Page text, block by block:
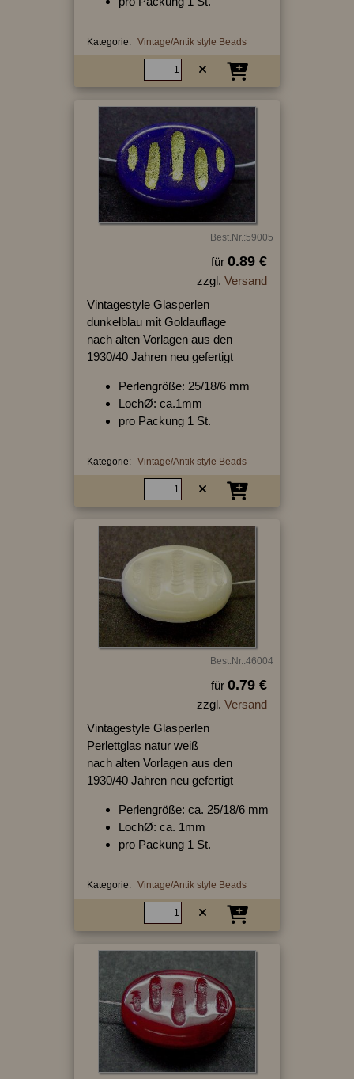
Kategorie: Vintage/Antik style Beads
Best.Nr.:59005
für 0.89 €
zzgl. Versand
Vintagestyle Glasperlen
dunkelblau mit Goldauflage
nach alten Vorlagen aus den
1930/40 Jahren neu gefertigt
Perlengröße: 25/18/6 mm
LochØ: ca.1mm
pro Packung 1 St.
Kategorie: Vintage/Antik style Beads
Best.Nr.:46004
für 0.79 €
zzgl. Versand
Vintagestyle Glasperlen
Perlettglas natur weiß
nach alten Vorlagen aus den
1930/40 Jahren neu gefertigt
Perlengröße: ca. 25/18/6 mm
LochØ: ca. 1mm
pro Packung 1 St.
Kategorie: Vintage/Antik style Beads